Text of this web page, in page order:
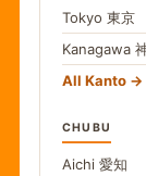
Tokyo 東京
Kanagawa
All Kanto
CHUBU
Aichi 愛知